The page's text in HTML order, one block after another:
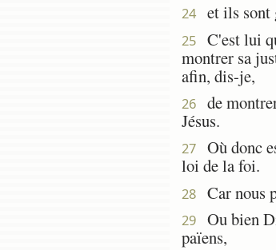
24 et ils sont
25
C'est lui
montrer sa
afin, dis-je,
26
de
Jésus.
27
Où donc
loi de la foi.
28 Car nous
29
Ou bien
païens,